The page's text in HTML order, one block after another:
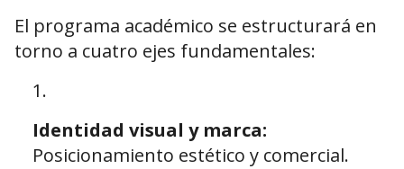
El programa académico se estructurará en
torno a cuatro ejes fundamentales:
Identidad visual y marca:
Posicionamiento estético y comercial.